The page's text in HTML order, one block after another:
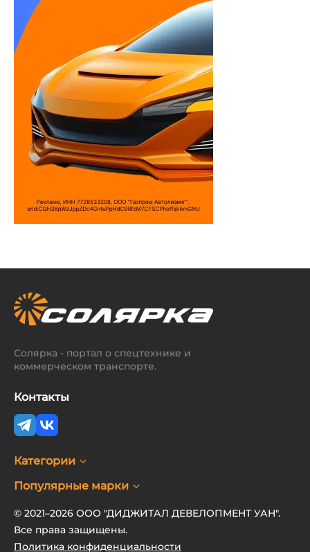
Солярка - портал о спецтехнике и
коммерческом транспорте.
Контакты
Категории
Популярные марки
© 2021–2026 ООО "ДИДЖИТАЛ ДЕВЕЛОПМЕНТ УАН".
Все права защищены.
Политика конфиденциальности